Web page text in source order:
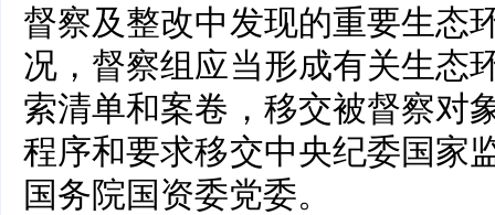
督察及整改中发现的重要生态
况，督察组应当形成有关生态
索清单和案卷，移交被督察对
程序和要求移交中央纪委国家
国务院国资委党委。